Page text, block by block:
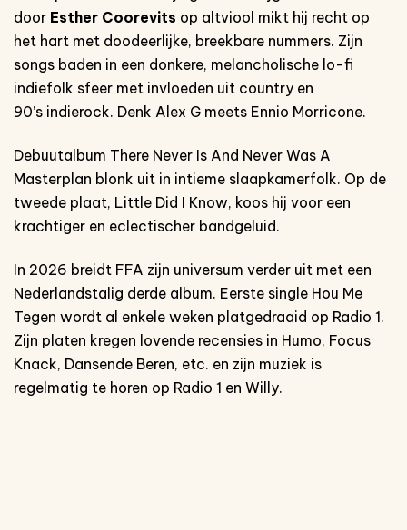
door Esther Coorevits op altviool mikt hij recht op
het hart met doodeerlijke, breekbare nummers. Zijn
songs baden in een donkere, melancholische lo-fi
indiefolk sfeer met invloeden uit country en
90’s indierock. Denk Alex G meets Ennio Morricone.
Debuutalbum There Never Is And Never Was A
Masterplan blonk uit in intieme slaapkamerfolk. Op de
tweede plaat, Little Did I Know, koos hij voor een
krachtiger en eclectischer bandgeluid.
In 2026 breidt FFA zijn universum verder uit met een
Nederlandstalig derde album. Eerste single Hou Me
Tegen wordt al enkele weken platgedraaid op Radio 1.
Zijn platen kregen lovende recensies in Humo, Focus
Knack, Dansende Beren, etc. en zijn muziek is
regelmatig te horen op Radio 1 en Willy.